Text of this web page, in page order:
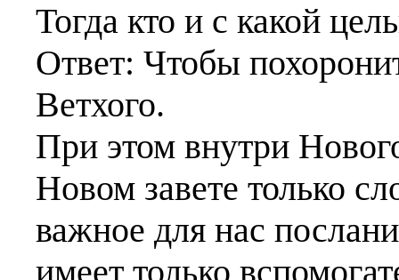
Тогда кто и с какой
Ответ: Чтобы
Ветхого.
При этом внутри
Новом завете только
важное для нас
имеет только